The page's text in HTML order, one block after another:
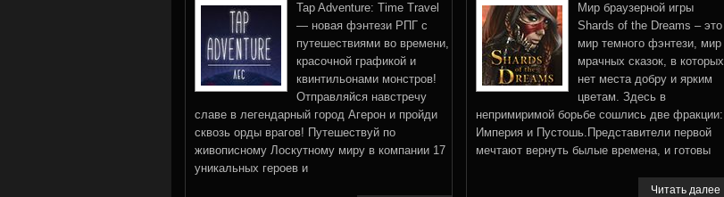
Tap Adventure: Time Travel
— новая фэнтези РПГ с
путешествиями во времени,
красочной графикой и
квинтильонами монстров!
Отправляйся навстречу
славе в легендарный город Агерон и пройди
сквозь орды врагов! Путешествуй по
живописному Лоскутному миру в компании 17
уникальных героев и
Мир браузерной игры
Shards of the Dreams – это
мир темного фэнтези, мир
мрачных сказок, в которых
нет места добру и ярким
цветам. Здесь в
непримиримой борьбе сошлись две фракции:
Империя и Пустошь.Представители первой
мечтают вернуть былые времена, и готовы
Читать далее